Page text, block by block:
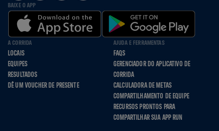
BAIXE O APP
A CORRIDA
LOCAIS
EQUIPES
RESULTADOS
DÊ UM VOUCHER DE PRESENTE
AJUDA E FERRAMENTAS
FAQS
GERENCIADOR DO APLICATIVO DE
CORRIDA
CALCULADORA DE METAS
COMPARTILHAMENTO DE EQUIPE
RECURSOS PRONTOS PARA
COMPARTILHAR SUA APP RUN